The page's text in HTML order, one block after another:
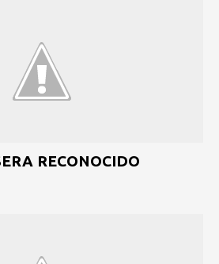
RECONOCIDO